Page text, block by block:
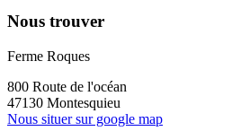
Nous trouver
Ferme Roques
800 Route de l'océan
47130 Montesquieu
Nous situer sur google map